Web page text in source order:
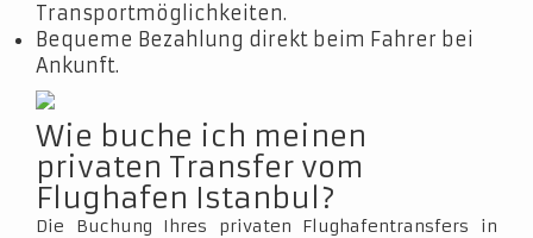
Transportmöglichkeiten.
Bequeme Bezahlung direkt beim Fahrer bei
Ankunft.
Wie buche ich meinen
privaten Transfer vom
Flughafen Istanbul?
Die Buchung Ihres privaten Flughafentransfers in